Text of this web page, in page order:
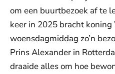
om een buurtbezoek af te
keer in 2025 bracht
woensdagmiddag zo’n
Prins Alexander in
draaide alles om hoe